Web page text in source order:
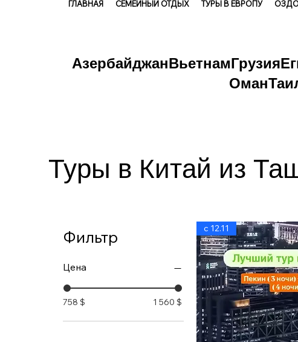
ГЛАВНАЯ СЕМЕЙНЫЙ ОТДЫХ ТУРЫ В ЕВРОПУ
АзербайджанВьетнамГрузия
Оман
Туры в Китай из
Фильтр
Цена
758 $ 1 560 $
с 12.11